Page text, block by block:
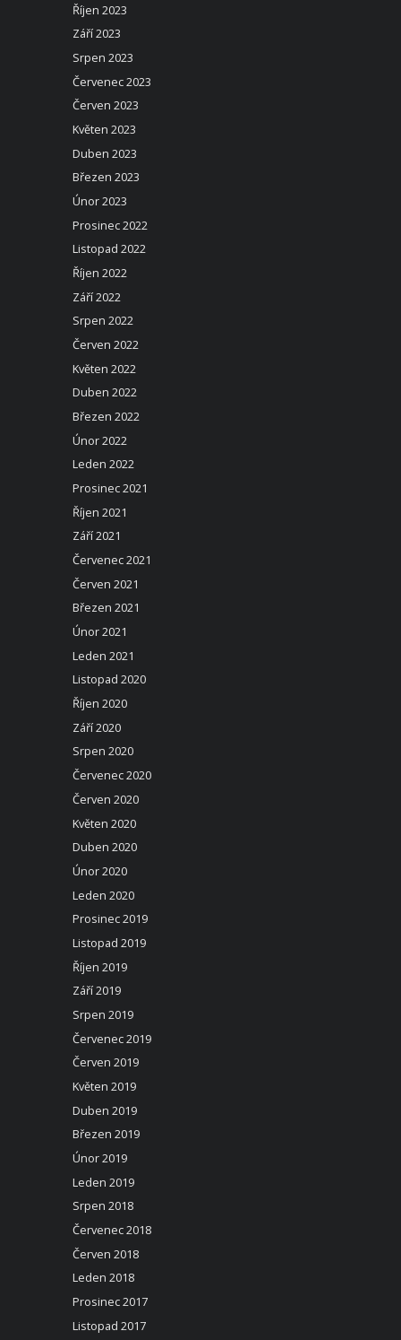
Říjen 2023
Září 2023
Srpen 2023
Červenec 2023
Červen 2023
Květen 2023
Duben 2023
Březen 2023
Únor 2023
Prosinec 2022
Listopad 2022
Říjen 2022
Září 2022
Srpen 2022
Červen 2022
Květen 2022
Duben 2022
Březen 2022
Únor 2022
Leden 2022
Prosinec 2021
Říjen 2021
Září 2021
Červenec 2021
Červen 2021
Březen 2021
Únor 2021
Leden 2021
Listopad 2020
Říjen 2020
Září 2020
Srpen 2020
Červenec 2020
Červen 2020
Květen 2020
Duben 2020
Únor 2020
Leden 2020
Prosinec 2019
Listopad 2019
Říjen 2019
Září 2019
Srpen 2019
Červenec 2019
Červen 2019
Květen 2019
Duben 2019
Březen 2019
Únor 2019
Leden 2019
Srpen 2018
Červenec 2018
Červen 2018
Leden 2018
Prosinec 2017
Listopad 2017